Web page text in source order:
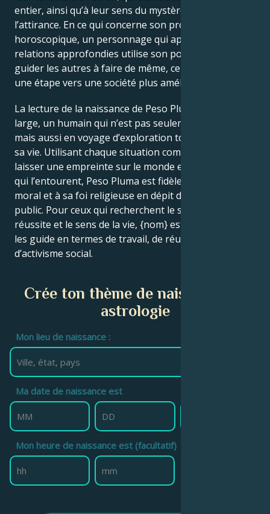
entier, ainsi qu’à leur sens du mystère et de
l’attirance. En ce qui concerne son profil
horoscopique, un personnage qui apprécie les
relations approfondies utilise son pouvoir pour
guider les autres à faire de même, ce qui constitue
une étape vers une société plus améliorée.
La lecture de la naissance de Peso Pluma est, au sens
large, un humain qui n’est pas seulement célèbre,
mais aussi en voyage d’exploration tout au long de
sa vie. Utilisant chaque situation comme un moyen de
laisser une empreinte sur le monde et d’inspirer ceux
qui l’entourent, Peso Pluma est fidèle à son code
moral et à sa foi religieuse en dépit de l’attention du
public. Pour ceux qui recherchent le succès, la
réussite et le sens de la vie, {nom} est une étoile qui
les guide en termes de travail, de réussite et
d’activisme social.
Crée ton thème de naissance en
astrologie
Mon lieu de naissance :
Ma date de naissance est
Mon heure de naissance est (facultatif)